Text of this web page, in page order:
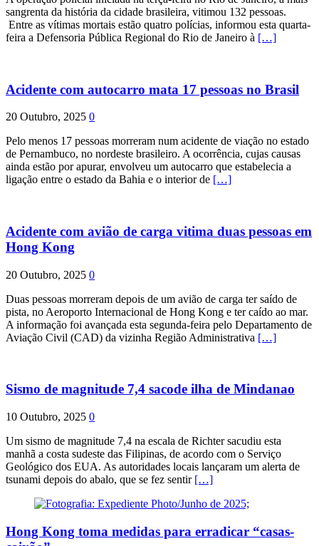
sangrenta da história da cidade brasileira, vitimou 132 pessoas.
Entre as vítimas mortais estão quatro polícias, informou esta quarta-
feira a Defensoria Pública Regional do Rio de Janeiro à […]
Acidente com autocarro mata 17 pessoas no Brasil
20 Outubro, 2025 0
Pelo menos 17 pessoas morreram num acidente de viação no estado
de Pernambuco, no nordeste brasileiro. A ocorrência, cujas causas
ainda estão por apurar, envolveu um autocarro que estabelecia a
ligação entre o estado da Bahia e o interior de […]
Acidente com avião de carga vitima duas pessoas em
Hong Kong
20 Outubro, 2025 0
Duas pessoas morreram depois de um avião de carga ter saído de
pista, no Aeroporto Internacional de Hong Kong e ter caído ao mar.
A informação foi avançada esta segunda-feira pelo Departamento de
Aviação Civil (CAD) da vizinha Região Administrativa […]
Sismo de magnitude 7,4 sacode ilha de Mindanao
10 Outubro, 2025 0
Um sismo de magnitude 7,4 na escala de Richter sacudiu esta
manhã a costa sudeste das Filipinas, de acordo com o Serviço
Geológico dos EUA. As autoridades locais lançaram um alerta de
tsunami depois do abalo, que se fez sentir […]
Hong Kong toma medidas para erradicar “casas-